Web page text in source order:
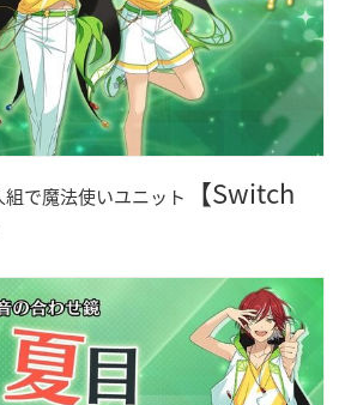
で魔法使いユニット
【Switch